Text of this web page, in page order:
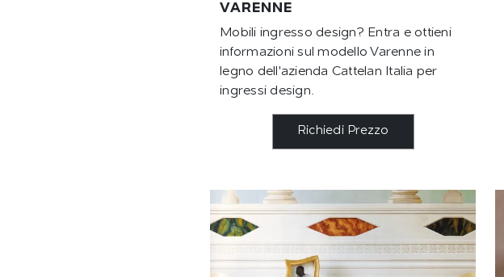
VARENNE
Mobili ingresso design? Entra e ottieni
informazioni sul modello Varenne in
legno dell'azienda Cattelan Italia per
ingressi design.
Richiedi Prezzo